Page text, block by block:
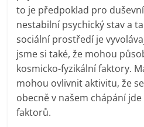
to je předpoklad pro
nestabilní psychický stav a
sociální prostředí je
jsme si také, že mohou
kosmicko-fyzikální faktory.
mohou ovlivnit aktivitu, že
obecně v našem chápání
faktorů.